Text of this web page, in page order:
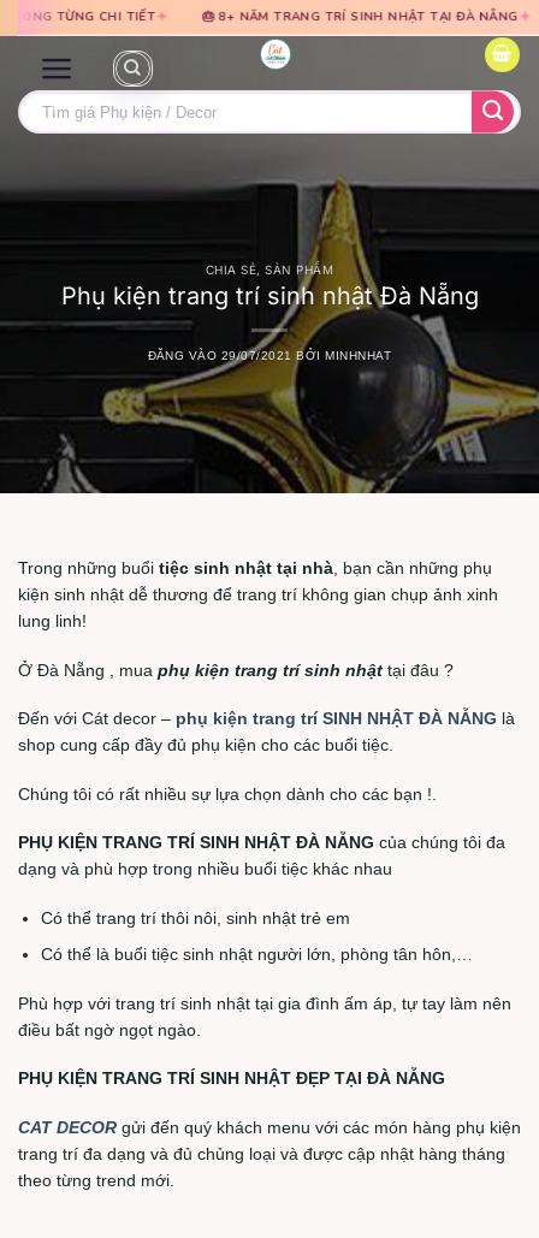
qua
dung
qua
dung
✦ 🎂 8+ NĂM TRANG TRÍ SINH NHẬT TẠI ĐÀ NẴNG✦ 🎈 TƯ VẤN
Tìm
kiếm:
CHIA SẺ,SẢN PHẨM
Phụ kiện trang trí sinh nhật Đà Nẵng
ĐĂNG VÀO 29/07/2021 BỞIMINHNHAT
Trong những buổi tiệc sinh nhật tại nhà, bạn cần những phụ
kiện sinh nhật dễ thương để trang trí không gian chụp ảnh xinh
lung linh!
Ở Đà Nẵng , mua phụ kiện trang trí sinh nhật tại đâu ?
Đến với Cát decor – phụ kiện trang trí SINH NHẬT ĐÀ NẴNG là
shop cung cấp đầy đủ phụ kiện cho các buổi tiệc.
Chúng tôi có rất nhiều sự lựa chọn dành cho các bạn !.
PHỤ KIỆN TRANG TRÍ SINH NHẬT ĐÀ NẴNG của chúng tôi đa
dạng và phù hợp trong nhiều buổi tiệc khác nhau
Có thể trang trí thôi nôi, sinh nhật trẻ em
Có thể là buổi tiệc sinh nhật người lớn, phòng tân hôn,…
Phù hợp với trang trí sinh nhật tại gia đình ấm áp, tự tay làm nên
điều bất ngờ ngọt ngào.
PHỤ KIỆN TRANG TRÍ SINH NHẬT ĐẸP TẠI ĐÀ NẴNG
CAT DECOR gửi đến quý khách menu với các món hàng phụ kiện
trang trí đa dạng và đủ chủng loại và được cập nhật hàng tháng
theo từng trend mới.